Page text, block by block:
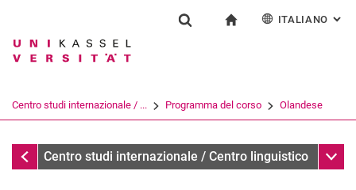
Jump directly to: content
Jump directly to: search
Jump directly to: main
Search term
Search (opens an external link in a
ITALIANO :
Centro studi internazionale / ... Programma del corso Olandese
Programma del corso
Centro studi internazionale / Centro linguistico Sub